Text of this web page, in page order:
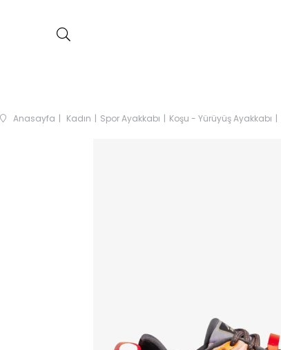
Anasayfa Kadın Spor Ayakkabı Koşu - Yürüyüş Ayakkabı